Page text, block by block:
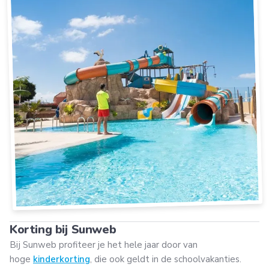
Korting bij Sunweb
Bij Sunweb profiteer je het hele jaar door van
hoge kinderkorting, die ook geldt in de schoolvakanties.